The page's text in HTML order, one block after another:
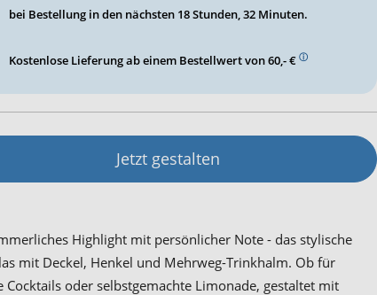
bei Bestellung in den nächsten 18 Stunden, 32 Minuten.
Kostenlose Lieferung ab einem Bestellwert von 60,- € ⓘ
Jetzt gestalten
Highlight mit persönlicher Note - das stylische
mit Deckel, Henkel und Mehrweg-Trinkhalm. Ob für
Cocktails oder selbstgemachte Limonade, gestaltet mit